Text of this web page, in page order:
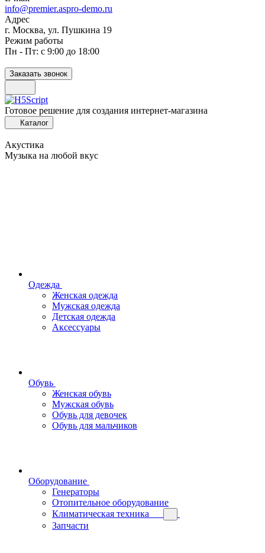
info@premier.aspro-demo.ru
Адрес
г. Москва, ул. Пушкина 19
Режим работы
Пн - Пт: с 9:00 до 18:00
Заказать звонок
Готовое решение для создания интернет-магазина
Каталог
Акустика
Музыка на любой вкус
Одежда
Женская одежда
Мужская одежда
Детская одежда
Аксессуары
Обувь
Женская обувь
Мужская обувь
Обувь для девочек
Обувь для мальчиков
Оборудование
Генераторы
Отопительное оборудование
Климатическая техника
Запчасти